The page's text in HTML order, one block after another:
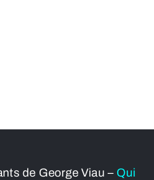
de George Viau – Qui